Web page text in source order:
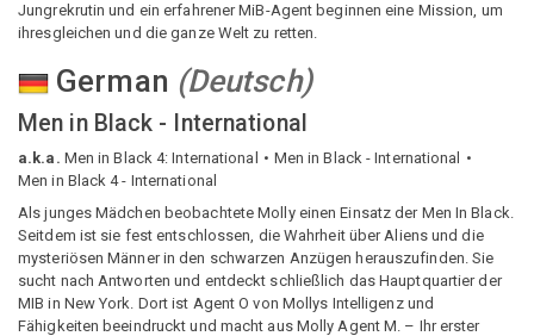
Jungrekrutin und ein erfahrener MiB-Agent beginnen eine Mission, um
ihresgleichen und die ganze Welt zu retten.
German (Deutsch)
Men in Black - International
a.k.a. Men in Black 4: International
Men in Black - International
Men in Black 4 - International
Als junges Mädchen beobachtete Molly einen Einsatz der Men In Black.
Seitdem ist sie fest entschlossen, die Wahrheit über Aliens und die
mysteriösen Männer in den schwarzen Anzügen herauszufinden. Sie
sucht nach Antworten und entdeckt schließlich das Hauptquartier der
MIB in New York. Dort ist Agent O von Mollys Intelligenz und
Fähigkeiten beeindruckt und macht aus Molly Agent M. – Ihr erster